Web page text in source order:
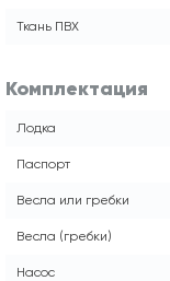
Ткань ПВХ
Комплектация
Лодка
Паспорт
Весла или гребки
Весла (гребки)
Насос